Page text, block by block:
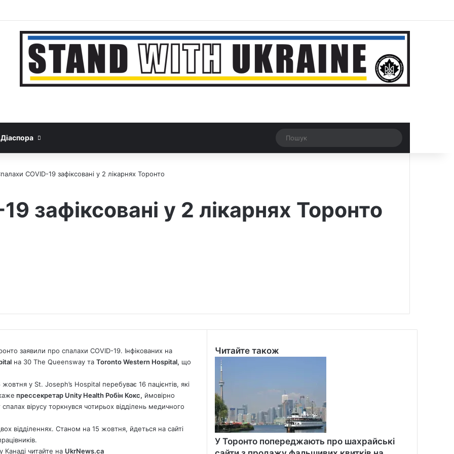
Google News
Threads
Діаспора Рандомна новина
Switch skin
COVID-19 зафіксовані у 2 лікарнях Торонто
зафіксовані у 2 лікарнях Торонто
заявили про спалахи COVID-19. Інфікованих на
на 30 The Queensway та Toronto Western Hospital, що
у St. Joseph’s Hospital перебуває 16 пацієнтів, які
прессекретар Unity Health Робін Кокс, ймовірно
вірусу торкнувся чотирьох відділень медичного
відділеннях. Cтаном на 15 жовтня, йдеться на сайті
Канаді читайте на UkrNews.ca
Читайте також
Close
У Торонто попереджають про шахрайські